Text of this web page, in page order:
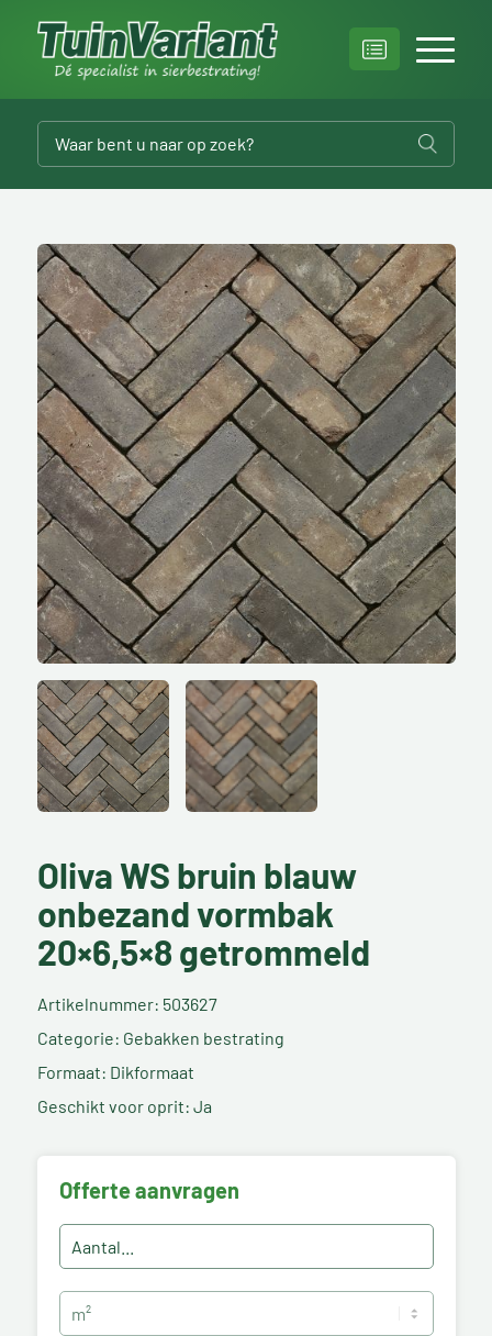
Oliva WS bruin blauw
onbezand vormbak
20×6,5×8 getrommeld
Artikelnummer: 503627
Categorie: Gebakken bestrating
Formaat: Dikformaat
Geschikt voor oprit: Ja
Offerte aanvragen